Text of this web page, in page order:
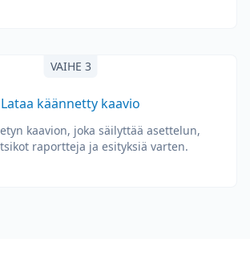
VAIHE 3
Lataa käännetty kaavio
kaavion, joka säilyttää asettelun,
raportteja ja esityksiä varten.